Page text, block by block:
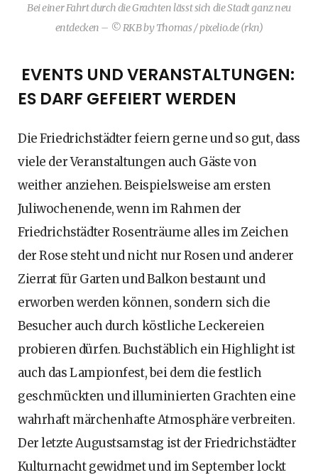
Bei einer Fahrt durch die Grachten lässt sich die Stadt ganz neu
entdecken – © RKB by Thomas / pixelio.de (rkn)
EVENTS UND VERANSTALTUNGEN:
ES DARF GEFEIERT WERDEN
Die Friedrichstädter feiern gerne und so gut, dass
viele der Veranstaltungen auch Gäste von
weither anziehen. Beispielsweise am ersten
Juliwochenende, wenn im Rahmen der
Friedrichstädter Rosenträume alles im Zeichen
der Rose steht und nicht nur Rosen und anderer
Zierrat für Garten und Balkon bestaunt und
erworben werden können, sondern sich die
Besucher auch durch köstliche Leckereien
probieren dürfen. Buchstäblich ein Highlight ist
auch das Lampionfest, bei dem die festlich
geschmückten und illuminierten Grachten eine
wahrhaft märchenhafte Atmosphäre verbreiten.
Der letzte Augustsamstag ist der Friedrichstädter
Kulturnacht gewidmet und im September lockt